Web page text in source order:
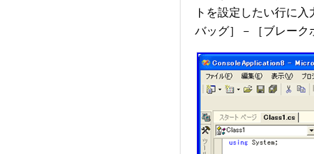
トを設定したい行に
バッグ］－［ブレーク